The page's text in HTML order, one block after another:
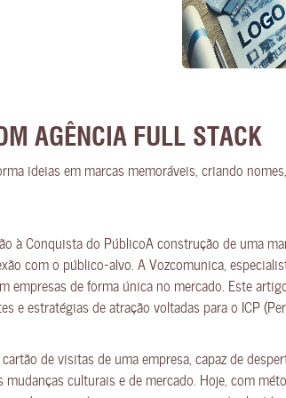
AGÊNCIA FULL STACK
ideias em marcas memoráveis, criando
à Conquista do PúblicoA construção de uma
com o público-alvo. A Vozcomunica,
de forma única no mercado. Este
e estratégias de atração voltadas para o ICP
de visitas de uma empresa, capaz de
culturais e de mercado. Hoje, com